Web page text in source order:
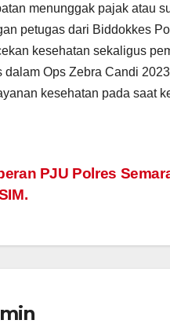
menunggak pajak atau
petugas dari Biddokkes
kesehatan sekaligus
Ops Zebra Candi
kesehatan pada saat
PJU Polres